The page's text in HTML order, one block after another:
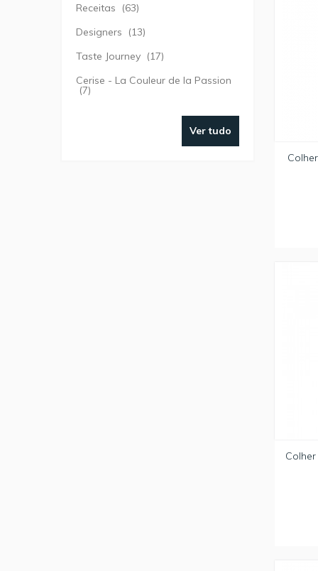
Receitas
(63)
Designers
(13)
Taste Journey (17)
Cerise - La Couleur de la Passion
(7)
Ver tudo